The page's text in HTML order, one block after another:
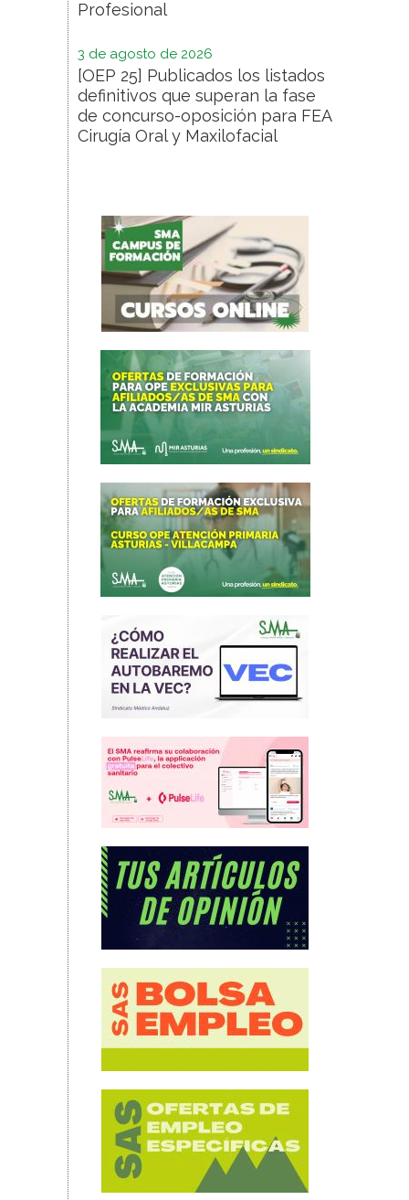
Profesional
3 de agosto de 2026
[OEP 25] Publicados los listados
definitivos que superan la fase
de concurso-oposición para FEA
Cirugía Oral y Maxilofacial